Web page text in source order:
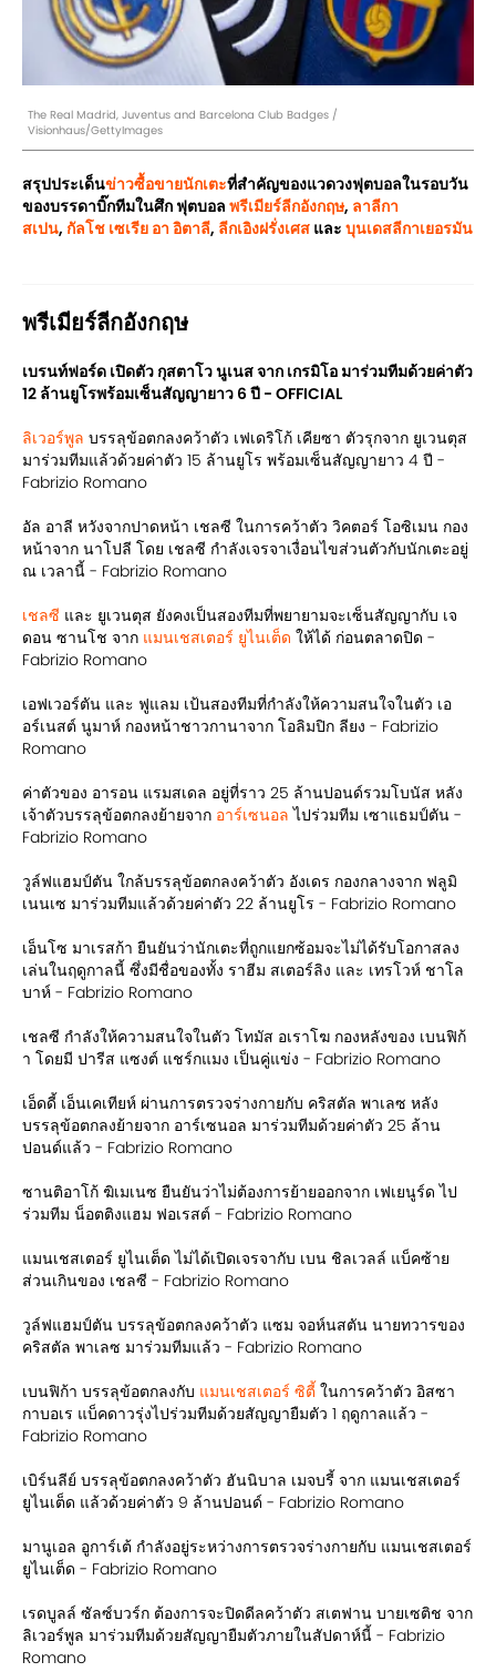
The Real Madrid, Juventus and Barcelona Club Badges /
Visionhaus/GettyImages
สรุปประเด็นข่าวซื้อขายนักเตะที่สำคัญของแวดวงฟุตบอลในรอบวัน
ของบรรดาบิ๊กทีมในศึก ฟุตบอล พรีเมียร์ลีกอังกฤษ, ลาลีกา
สเปน, กัลโช เซเรีย อา อิตาลี, ลีกเอิงฝรั่งเศส และ บุนเดสลีกาเยอรมัน
พรีเมียร์ลีกอังกฤษ
เบรนท์ฟอร์ด เปิดตัว กุสตาโว นูเนส จาก เกรมิโอ มาร่วมทีมด้วยค่าตัว
12 ล้านยูโรพร้อมเซ็นสัญญายาว 6 ปี - OFFICIAL
ลิเวอร์พูล บรรลุข้อตกลงคว้าตัว เฟเดริโก้ เคียซา ตัวรุกจาก ยูเวนตุส
มาร่วมทีมแล้วด้วยค่าตัว 15 ล้านยูโร พร้อมเซ็นสัญญายาว 4 ปี -
Fabrizio Romano
อัล อาลี หวังจากปาดหน้า เชลซี ในการคว้าตัว วิคตอร์ โอซิเมน กอง
หน้าจาก นาโปลี โดย เชลซี กำลังเจรจาเงื่อนไขส่วนตัวกับนักเตะอยู่
ณ เวลานี้ - Fabrizio Romano
เชลซี และ ยูเวนตุส ยังคงเป็นสองทีมที่พยายามจะเซ็นสัญญากับ เจ
ดอน ซานโช จาก แมนเชสเตอร์ ยูไนเต็ด ให้ได้ ก่อนตลาดปิด -
Fabrizio Romano
เอฟเวอร์ตัน และ ฟูแลม เป้นสองทีมที่กำลังให้ความสนใจในตัว เอ
อร์เนสต์ นูมาห์ กองหน้าชาวกานาจาก โอลิมปิก ลียง - Fabrizio
Romano
ค่าตัวของ อารอน แรมสเดล อยู่ที่ราว 25 ล้านปอนด์รวมโบนัส หลัง
เจ้าตัวบรรลุข้อตกลงย้ายจาก อาร์เซนอลไปร่วมทีม เซาแธมป์ตัน -
Fabrizio Romano
วูล์ฟแฮมป์ตัน ใกล้บรรลุข้อตกลงคว้าตัว อังเดร กองกลางจาก ฟลูมิ
เนนเซ มาร่วมทีมแล้วด้วยค่าตัว 22 ล้านยูโร - Fabrizio Romano
เอ็นโซ มาเรสก้า ยืนยันว่านักเตะที่ถูกแยกซ้อมจะไม่ได้รับโอกาสลง
เล่นในฤดูกาลนี้ ซึ่งมีชื่อของทั้ง ราฮีม สเตอร์ลิง และ เทรโวห์ ชาโล
บาห์ - Fabrizio Romano
เชลซี กำลังให้ความสนใจในตัว โทมัส อเราโฆ กองหลังของ เบนฟิก้
า โดยมี ปารีส แซงต์ แชร์กแมง เป็นคู่แข่ง - Fabrizio Romano
เอ็ดดี้ เอ็นเคเทียห์ ผ่านการตรวจร่างกายกับ คริสตัล พาเลซ หลัง
บรรลุข้อตกลงย้ายจาก อาร์เซนอล มาร่วมทีมด้วยค่าตัว 25 ล้าน
ปอนด์แล้ว - Fabrizio Romano
ซานติอาโก้ ฆิเมเนซ ยืนยันว่าไม่ต้องการย้ายออกจาก เฟเยนูร์ด ไป
ร่วมทีม น็อตติงแฮม ฟอเรสต์ - Fabrizio Romano
แมนเชสเตอร์ ยูไนเต็ด ไม่ได้เปิดเจรจากับ เบน ชิลเวลล์ แบ็คซ้าย
ส่วนเกินของ เชลซี - Fabrizio Romano
วูล์ฟแฮมป์ตัน บรรลุข้อตกลงคว้าตัว แซม จอห์นสตัน นายทวารของ
คริสตัล พาเลซ มาร่วมทีมแล้ว - Fabrizio Romano
เบนฟิก้า บรรลุข้อตกลงกับ แมนเชสเตอร์ ซิตี้ ในการคว้าตัว อิสซา
กาบอเร แบ็คดาวรุ่งไปร่วมทีมด้วยสัญญายืมตัว 1 ฤดูกาลแล้ว -
Fabrizio Romano
เบิร์นลีย์ บรรลุข้อตกลงคว้าตัว ฮันนิบาล เมจบรี้ จาก แมนเชสเตอร์
ยูไนเต็ด แล้วด้วยค่าตัว 9 ล้านปอนด์ - Fabrizio Romano
มานูเอล อูการ์เต้ กำลังอยู่ระหว่างการตรวจร่างกายกับ แมนเชสเตอร์
ยูไนเต็ด - Fabrizio Romano
เรดบูลล์ ซัลซ์บวร์ก ต้องการจะปิดดีลคว้าตัว สเตฟาน บายเซติช จาก
ลิเวอร์พูล มาร่วมทีมด้วยสัญญายืมตัวภายในสัปดาห์นี้ - Fabrizio
Romano